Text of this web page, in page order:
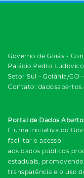
Governo de Goiás -
Palácio Pedro Ludovico
Setor Sul – Goiânia/GO
Contato:
Portal de Dados
É uma iniciativa do
facilitar o acesso
aos dados públicos
estaduais, promovendo
transparência e o uso